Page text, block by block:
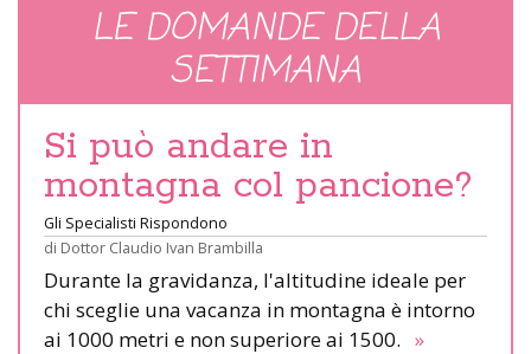
LE DOMANDE DELLA
SETTIMANA
Si può andare in
montagna col pancione?
Gli Specialisti Rispondono
di Dottor Claudio Ivan Brambilla
Durante la gravidanza, l'altitudine ideale per
chi sceglie una vacanza in montagna è intorno
ai 1000 metri e non superiore ai 1500. »